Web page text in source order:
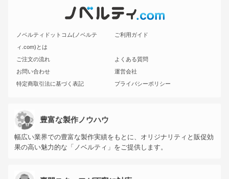
ノベルティドットコム(ノベルテ
ィ.com)とは
ご利用ガイド
ご注文の流れ
よくある質問
お問い合わせ
運営会社
特定商取引法に基づく表記
プライバシーポリシー
豊富な製作ノウハウ
幅広い業界での豊富な製作実績をもとに、オリジナリティと販促効
果の高い魅力的な「ノベルティ」をご提供します。